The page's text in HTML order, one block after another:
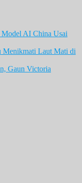
AI China Usai
Menikmati Laut Mati di
Gaun Victoria